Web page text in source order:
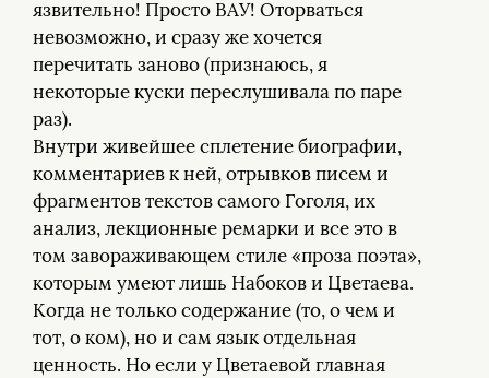
язвительно! Просто ВАУ! Оторваться
невозможно, и сразу же хочется
перечитать заново (признаюсь, я
некоторые куски переслушивала по паре
раз).
Внутри живейшее сплетение биографии,
комментариев к ней, отрывков писем и
фрагментов текстов самого Гоголя, их
анализ, лекционные ремарки и все это в
том завораживающем стиле «проза поэта»,
которым умеют лишь Набоков и Цветаева.
Когда не только содержание (то, о чем и
тот, о ком), но и сам язык отдельная
ценность. Но если у Цветаевой главная